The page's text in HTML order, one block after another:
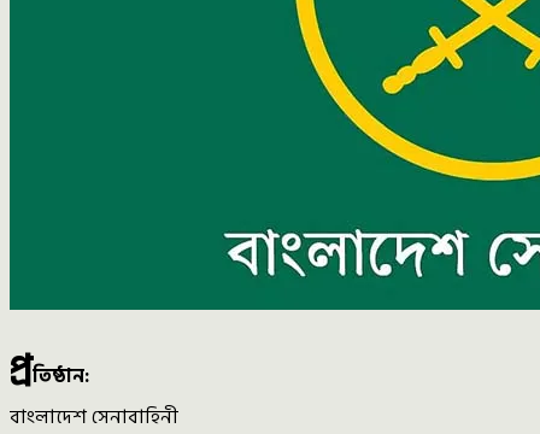
প্রতিষ্ঠান:
বাংলাদেশ সেনাবাহিনী